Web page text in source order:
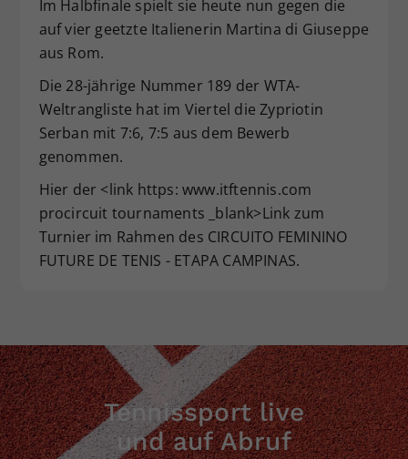
Im Halbfinale spielt sie heute nun gegen die
auf vier geetzte Italienerin Martina di Giuseppe
aus Rom.
Die 28-jährige Nummer 189 der WTA-
Weltrangliste hat im Viertel die Zypriotin
Serban mit 7:6, 7:5 aus dem Bewerb
genommen.
Hier der <link https: www.itftennis.com
procircuit tournaments _blank>Link zum
Turnier im Rahmen des CIRCUITO FEMININO
FUTURE DE TENIS - ETAPA CAMPINAS.
Tennissport live
und auf Abruf
Zweck
Dieser Wert speichert Ihre Consent-
Einstellungen. Unter anderem eine
historische Speicherung Ihrer
vorgenommen Einstellungen, falls der
Webseiten-Betreiber dies eingestellt
hat.